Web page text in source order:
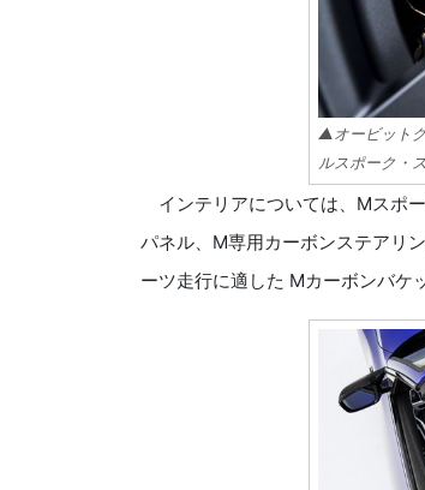
▲オービット
ルスポーク・
インテリアについては、Mスポ
パネル、M専用カーボンステアリ
ーツ走行に適した Mカーボンバケ